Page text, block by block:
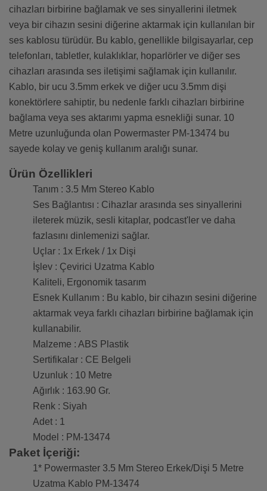
cihazları birbirine bağlamak ve ses sinyallerini iletmek
veya bir cihazın sesini diğerine aktarmak için kullanılan bir
ses kablosu türüdür. Bu kablo, genellikle bilgisayarlar, cep
telefonları, tabletler, kulaklıklar, hoparlörler ve diğer ses
cihazları arasında ses iletişimi sağlamak için kullanılır.
Kablo, bir ucu 3.5mm erkek ve diğer ucu 3.5mm dişi
konektörlere sahiptir, bu nedenle farklı cihazları birbirine
bağlama veya ses aktarımı yapma esnekliği sunar. 10
Metre uzunluğunda olan Powermaster PM-13474 bu
sayede kolay ve geniş kullanım aralığı sunar.
Ürün Özellikleri
Tanım : 3.5 Mm Stereo Kablo
Ses Bağlantısı : Cihazlar arasında ses sinyallerini
ileterek müzik, sesli kitaplar, podcast'ler ve daha
fazlasını dinlemenizi sağlar.
Uçlar : 1x Erkek / 1x Dişi
İşlev : Çevirici Uzatma Kablo
Kaliteli, Ergonomik tasarım
Esnek Kullanım : Bu kablo, bir cihazın sesini diğerine
aktarmak veya farklı cihazları birbirine bağlamak için
kullanabilir.
Malzeme : ABS Plastik
Sertifikalar : CE Belgeli
Uzunluk : 10 Metre
Ağırlık : 163.90 Gr.
Renk : Siyah
Adet : 1
Model : PM-13474
Paket İçeriği:
1* Powermaster 3.5 Mm Stereo Erkek/Dişi 5 Metre
Uzatma Kablo PM-13474